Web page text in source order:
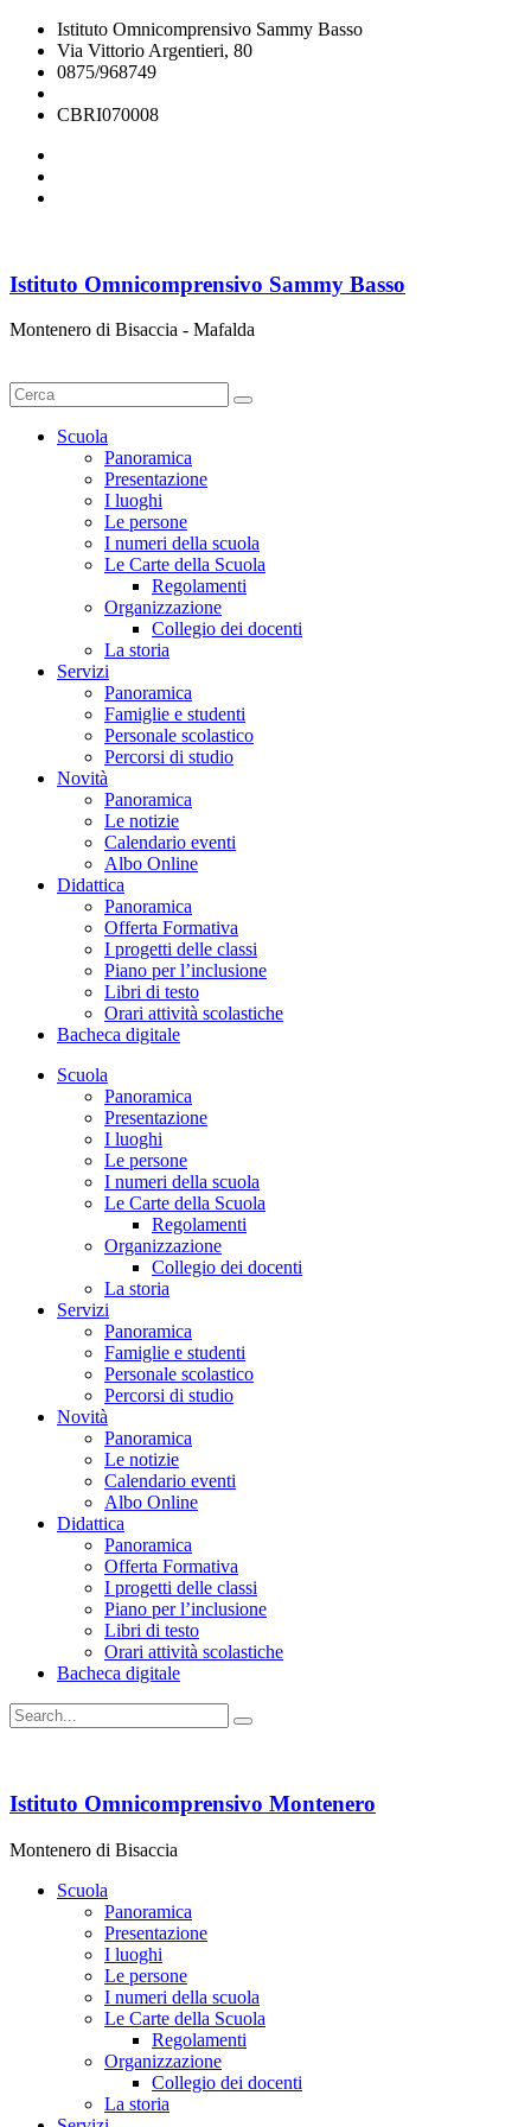
Istituto Omnicomprensivo Sammy Basso
Via Vittorio Argentieri, 80
0875/968749
CBRI070008
Istituto Omnicomprensivo Sammy Basso
Montenero di Bisaccia - Mafalda
Scuola
Panoramica
Presentazione
I luoghi
Le persone
I numeri della scuola
Le Carte della Scuola
Regolamenti
Organizzazione
Collegio dei docenti
La storia
Servizi
Panoramica
Famiglie e studenti
Personale scolastico
Percorsi di studio
Novità
Panoramica
Le notizie
Calendario eventi
Albo Online
Didattica
Panoramica
Offerta Formativa
I progetti delle classi
Piano per l’inclusione
Libri di testo
Orari attività scolastiche
Bacheca digitale
Scuola
Panoramica
Presentazione
I luoghi
Le persone
I numeri della scuola
Le Carte della Scuola
Regolamenti
Organizzazione
Collegio dei docenti
La storia
Servizi
Panoramica
Famiglie e studenti
Personale scolastico
Percorsi di studio
Novità
Panoramica
Le notizie
Calendario eventi
Albo Online
Didattica
Panoramica
Offerta Formativa
I progetti delle classi
Piano per l’inclusione
Libri di testo
Orari attività scolastiche
Bacheca digitale
Istituto Omnicomprensivo Montenero
Montenero di Bisaccia
Scuola
Panoramica
Presentazione
I luoghi
Le persone
I numeri della scuola
Le Carte della Scuola
Regolamenti
Organizzazione
Collegio dei docenti
La storia